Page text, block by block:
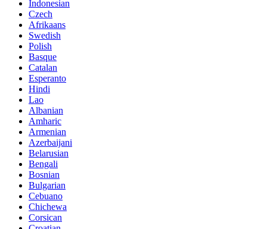
Indonesian
Czech
Afrikaans
Swedish
Polish
Basque
Catalan
Esperanto
Hindi
Lao
Albanian
Amharic
Armenian
Azerbaijani
Belarusian
Bengali
Bosnian
Bulgarian
Cebuano
Chichewa
Corsican